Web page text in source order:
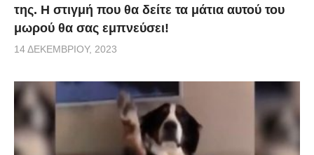
της. Η στιγμή που θα δείτε τα μάτια αυτού του
μωρού θα σας εμπνεύσει!
14 ΔΕΚΕΜΒΡΊΟΥ, 2023